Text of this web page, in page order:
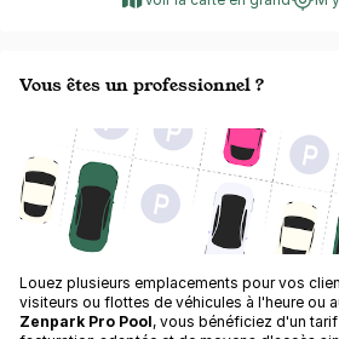
Vous êtes un professionnel ?
Louez plusieurs emplacements pour vos
visiteurs ou flottes de véhicules à l'heure ou
Zenpark Pro Pool, vous bénéficiez d'un